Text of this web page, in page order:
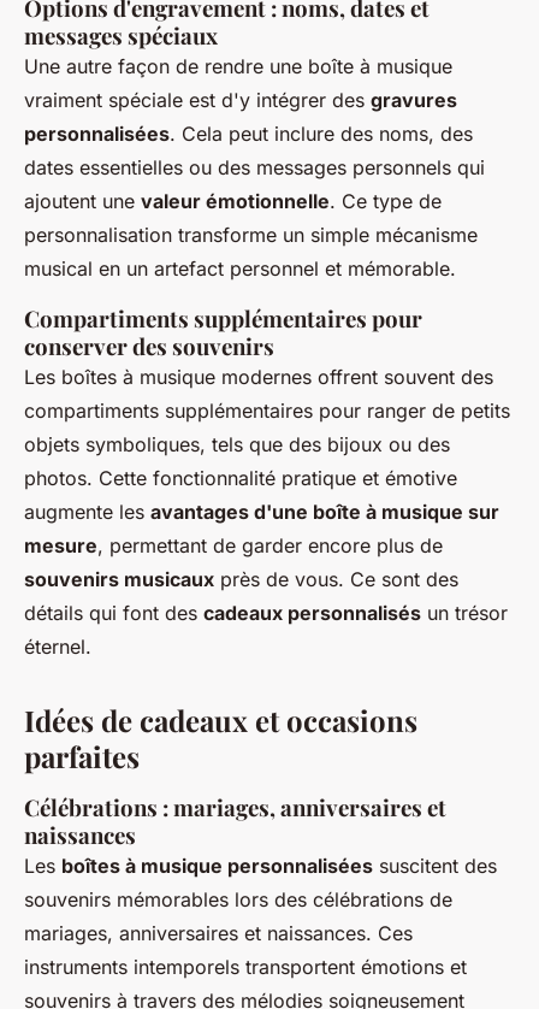
Options d'engravement : noms, dates et
messages spéciaux
Une autre façon de rendre une boîte à musique
vraiment spéciale est d'y intégrer des gravures
personnalisées. Cela peut inclure des noms, des
dates essentielles ou des messages personnels qui
ajoutent une valeur émotionnelle. Ce type de
personnalisation transforme un simple mécanisme
musical en un artefact personnel et mémorable.
Compartiments supplémentaires pour
conserver des souvenirs
Les boîtes à musique modernes offrent souvent des
compartiments supplémentaires pour ranger de petits
objets symboliques, tels que des bijoux ou des
photos. Cette fonctionnalité pratique et émotive
augmente les avantages d'une boîte à musique sur
mesure, permettant de garder encore plus de
souvenirs musicaux près de vous. Ce sont des
détails qui font des cadeaux personnalisés un trésor
éternel.
Idées de cadeaux et occasions
parfaites
Célébrations : mariages, anniversaires et
naissances
Les boîtes à musique personnalisées suscitent des
souvenirs mémorables lors des célébrations de
mariages, anniversaires et naissances. Ces
instruments intemporels transportent émotions et
souvenirs à travers des mélodies soigneusement